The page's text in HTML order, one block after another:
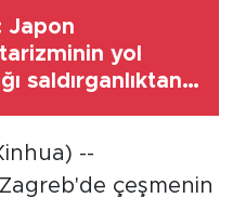
Japon
yol
saldırganlıktan
--
çeşmenin